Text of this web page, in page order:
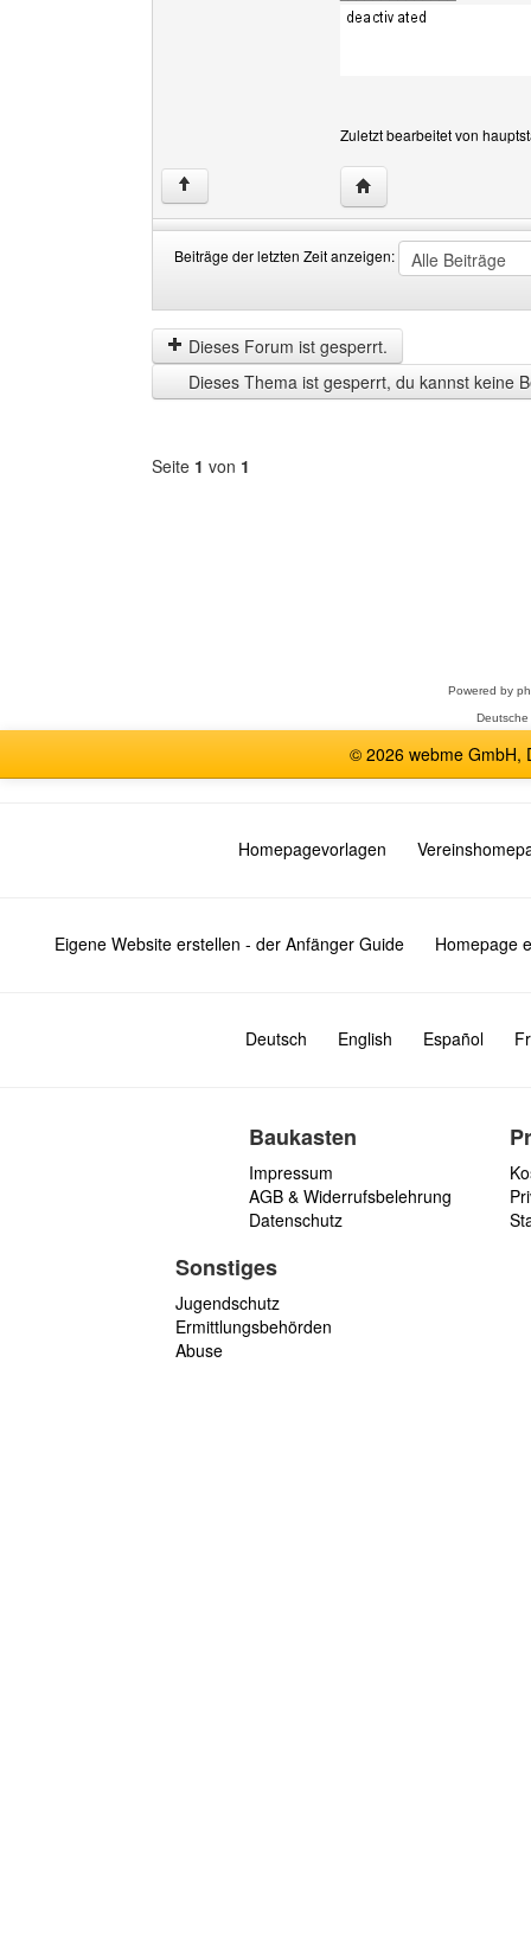
Zuletzt bearbeitet von
↑ Website dieses
Beiträge der letzten Zeit anzeigen:
der
letzten
Zeit
anzeigen
by
Dieses Forum ist gesperrt.
Dieses Thema ist gesperrt, du kannst keine
Seite 1 von 1
Powered by
© 2026 webme GmbH,
Homepagevorlagen
Eigene Website erstellen - der Anfänger Guide Homepage
Deutsch English Español
Baukasten
Impressum
AGB & Widerrufsbelehrung
Datenschutz
Sonstiges
Jugendschutz
Ermittlungsbehörden
Abuse